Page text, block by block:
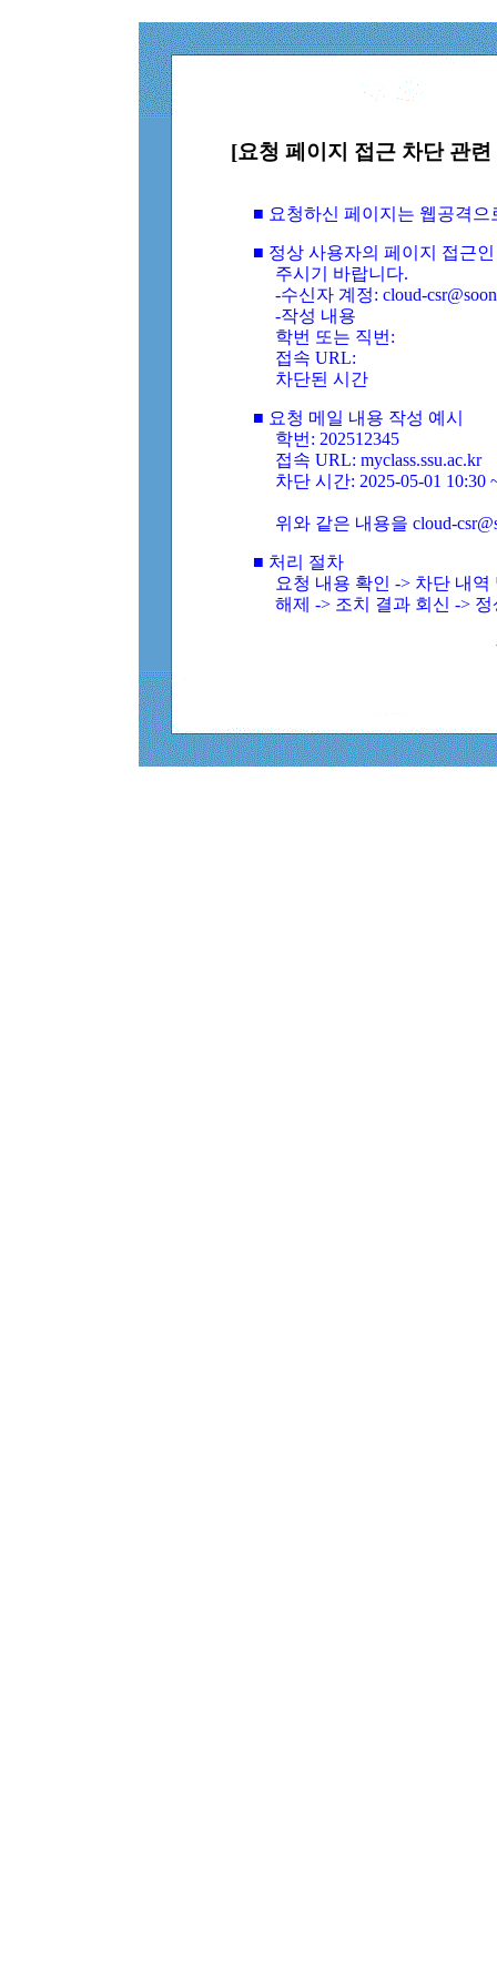
[요청 페이지 접근 차단 관
■ 요청하신 페이지는 웹공격
■ 정상 사용자의 페이지 접근
주시기 바랍니다.
-수신자 계정: cloud-
-작성 내용
학번 또는 직번:
접속 URL:
차단된 시간
■ 요청 메일 내용 작성 예시
학번: 202512345
접속 URL: myclass.ssu.ac.kr
차단 시간: 2025-05-01 10:30
위와 같은 내용을 cloud-
■ 처리 절차
요청 내용 확인 -> 차단 내
해제 -> 조치 결과 회신 ->